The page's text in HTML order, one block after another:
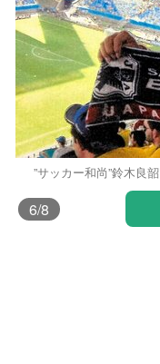
”サッカー和尚”鈴木良
6/8